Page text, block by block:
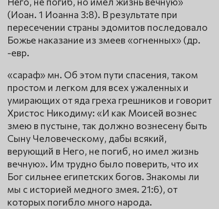
(Иоан. 1 Иоанна 3:8). В результате при
пересечении страны эдомитов последовало
Божье наказание из змеев «огненных» (др.
-евр.
«сараф» мн. Об этом пути спасения, таком
простом и легком для всех ужаленных и
умирающих от яда греха грешников и говорит
Христос Никодиму: «И как Моисей вознес
змею в пустыне, так должно вознесену быть
Сыну Человеческому, дабы всякий,
верующий в Него, не погиб, но имел жизнь
вечную». Им трудно было поверить, что их
Бог сильнее египетских богов. Знакомы ли
мы с историей медного змея. 21:6), от
которых погибло много народа.